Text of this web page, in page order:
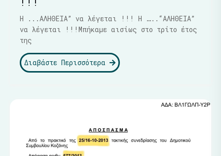
Η ...ΑΛΗΘΕΙΑ” να λέγεται !!! Η …..“ΑΛΗΘΕΙΑ”
να λέγεται !!!Μπήκαμε αισίως στο τρίτο έτος
της
Διαβάστε Περισσότερα